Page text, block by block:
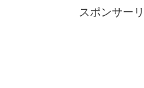
スポンサー